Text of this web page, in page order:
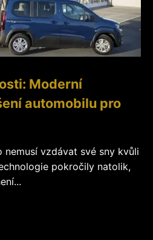
Moderní
automobilu pro
nemusí vzdávat své sny kvůli
pokročily natolik,